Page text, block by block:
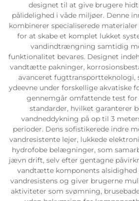
designet til at give brugere
pålidelighed i våde miljøer. Denne
kombinerer specialiserede
for at skabe et komplet lukket
vandindtrængning samtidig
funktionalitet bevares. Designet
vandtætte pakninger,
avanceret fugttransportteknologi,
ydeevne under forskellige akvatiske
gennemgår omfattende test for
standarder, hvilket garanterer
vandneddykning på op til 3
perioder. Dens sofistikerede indre
vandresistente lejer, lukkede
hydrofobe belægninger, som
jævn drift, selv efter gentagne
vandtætte komponents alsidighed
vandresistens og giver brugerne
aktiviteter som svømning,